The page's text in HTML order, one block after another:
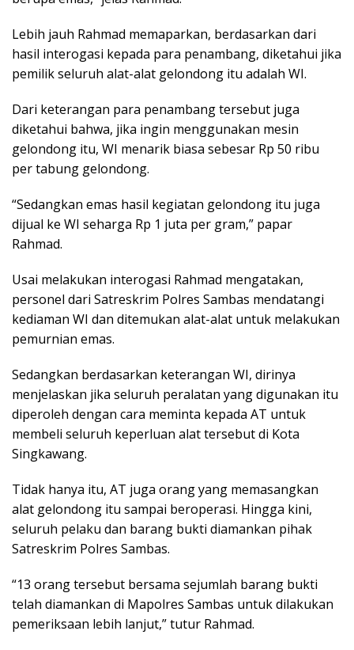
Lebih jauh Rahmad memaparkan, berdasarkan dari
hasil interogasi kepada para penambang, diketahui jika
pemilik seluruh alat-alat gelondong itu adalah WI.
Dari keterangan para penambang tersebut juga
diketahui bahwa, jika ingin menggunakan mesin
gelondong itu, WI menarik biasa sebesar Rp 50 ribu
per tabung gelondong.
“Sedangkan emas hasil kegiatan gelondong itu juga
dijual ke WI seharga Rp 1 juta per gram,” papar
Rahmad.
Usai melakukan interogasi Rahmad mengatakan,
personel dari Satreskrim Polres Sambas mendatangi
kediaman WI dan ditemukan alat-alat untuk melakukan
pemurnian emas.
Sedangkan berdasarkan keterangan WI, dirinya
menjelaskan jika seluruh peralatan yang digunakan itu
diperoleh dengan cara meminta kepada AT untuk
membeli seluruh keperluan alat tersebut di Kota
Singkawang.
Tidak hanya itu, AT juga orang yang memasangkan
alat gelondong itu sampai beroperasi. Hingga kini,
seluruh pelaku dan barang bukti diamankan pihak
Satreskrim Polres Sambas.
“13 orang tersebut bersama sejumlah barang bukti
telah diamankan di Mapolres Sambas untuk dilakukan
pemeriksaan lebih lanjut,” tutur Rahmad.